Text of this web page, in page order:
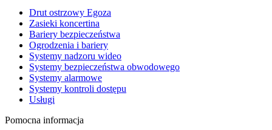
Drut ostrzowy Egoza
Zasieki koncertina
Bariery bezpieczeństwa
Ogrodzenia i bariery
Systemy nadzoru wideo
Systemy bezpieczeństwa obwodowego
Systemy alarmowe
Systemy kontroli dostępu
Usługi
Pomocna informacja